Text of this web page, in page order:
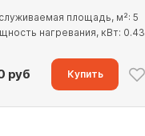
площадь, м²: 5
нагревания, кВт: 0.43
руб Купить